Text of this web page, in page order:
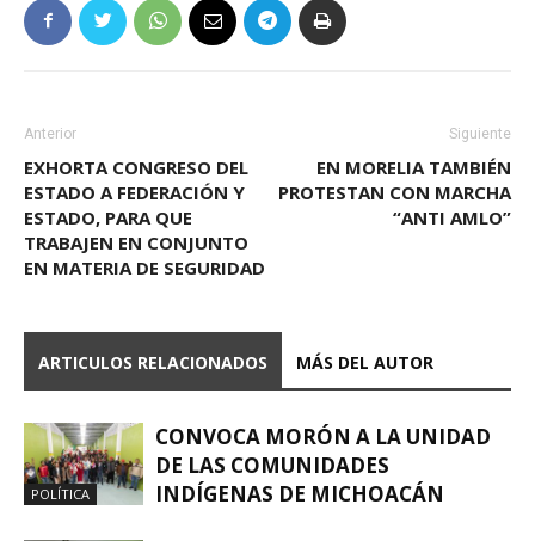
Anterior
EXHORTA CONGRESO DEL
ESTADO A FEDERACIÓN Y
ESTADO, PARA QUE
TRABAJEN EN CONJUNTO
EN MATERIA DE SEGURIDAD
Siguiente
EN MORELIA TAMBIÉN
PROTESTAN CON MARCHA
“ANTI AMLO”
ARTICULOS RELACIONADOS MÁS DEL AUTOR
POLÍTICA
CONVOCA MORÓN A LA UNIDAD
DE LAS COMUNIDADES
INDÍGENAS DE MICHOACÁN